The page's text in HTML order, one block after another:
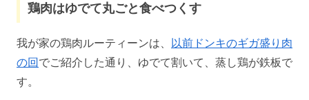
鶏肉はゆでて丸ごと食べつくす
我が家の鶏肉ルーティーンは、 以前ドンキのギガ盛り肉
の回 でご紹介した通り、ゆでて割いて、蒸し鶏が鉄板で
す。